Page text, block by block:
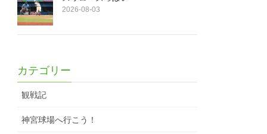
2026-08-03
カテゴリー
観戦記
神宮球場へ行こう！